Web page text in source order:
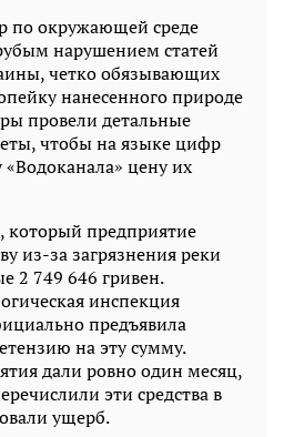
по окружающей среде
нарушением статей
четко обязывающих
нанесенного природе
провели детальные
чтобы на языке цифр
«Водоканала» цену их
предприятие
из-за загрязнения реки
2 749 646 гривен.
инспекция
предъявила
на эту сумму.
дали ровно один месяц,
эти средства в
ущерб.